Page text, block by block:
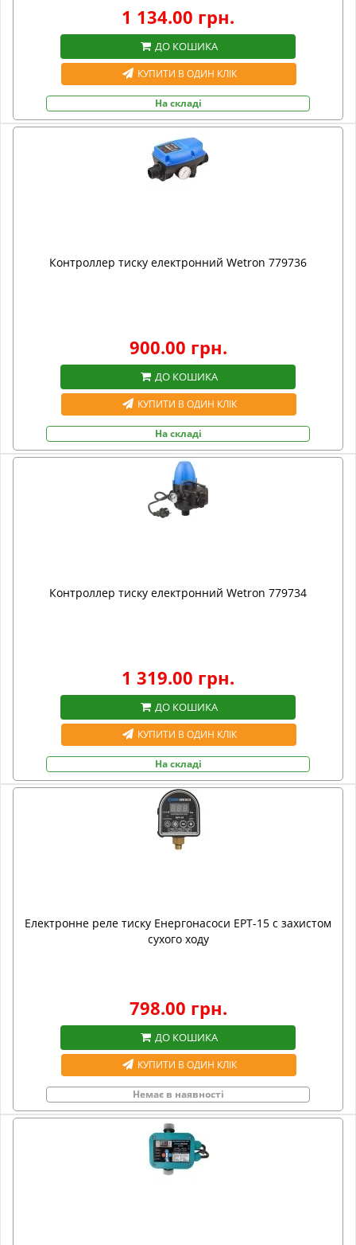
1 134.00 грн.
ДО КОШИКА
КУПИТИ В ОДИН КЛІК
На складі
Контроллер тиску електронний Wetron 779736
900.00 грн.
ДО КОШИКА
КУПИТИ В ОДИН КЛІК
На складі
Контроллер тиску електронний Wetron 779734
1 319.00 грн.
ДО КОШИКА
КУПИТИ В ОДИН КЛІК
На складі
Електронне реле тиску Енергонасоси ЕРТ-15 с захистом
сухого ходу
798.00 грн.
ДО КОШИКА
КУПИТИ В ОДИН КЛІК
Немає в наявності